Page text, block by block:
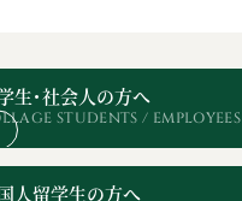
オープン
生・社会人の方へ
STUDENTS / EMPLOYEES
人留学生の方へ